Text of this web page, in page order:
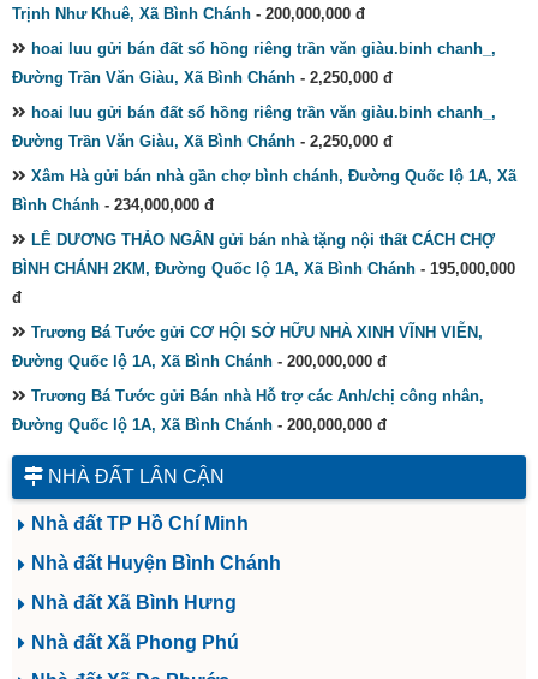
Trịnh Như Khuê, Xã Bình Chánh - 200,000,000 đ
hoai luu gửi bán đất sổ hồng riêng trần văn giàu.binh chanh_,
Đường Trần Văn Giàu, Xã Bình Chánh - 2,250,000 đ
hoai luu gửi bán đất sổ hồng riêng trần văn giàu.binh chanh_,
Đường Trần Văn Giàu, Xã Bình Chánh - 2,250,000 đ
Xâm Hà gửi bán nhà gần chợ bình chánh, Đường Quốc lộ 1A, Xã
Bình Chánh - 234,000,000 đ
LÊ DƯƠNG THẢO NGÂN gửi bán nhà tặng nội thất CÁCH CHỢ
BÌNH CHÁNH 2KM, Đường Quốc lộ 1A, Xã Bình Chánh - 195,000,000
đ
Trương Bá Tước gửi CƠ HỘI SỞ HỮU NHÀ XINH VĨNH VIỄN,
Đường Quốc lộ 1A, Xã Bình Chánh - 200,000,000 đ
Trương Bá Tước gửi Bán nhà Hỗ trợ các Anh/chị công nhân,
Đường Quốc lộ 1A, Xã Bình Chánh - 200,000,000 đ
NHÀ ĐẤT LÂN CẬN
Nhà đất TP Hồ Chí Minh
Nhà đất Huyện Bình Chánh
Nhà đất Xã Bình Hưng
Nhà đất Xã Phong Phú